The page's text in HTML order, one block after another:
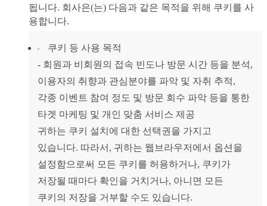
됩니다. 회사은(는) 다음과 같은 목적을 위해 쿠키를 사
용합니다.
쿠키 등 사용 목적
- 회원과 비회원의 접속 빈도나 방문 시간 등을 분석,
이용자의 취향과 관심분야를 파악 및 자취 추적,
각종 이벤트 참여 정도 및 방문 회수 파악 등을 통한
타겟 마케팅 및 개인 맞춤 서비스 제공
귀하는 쿠키 설치에 대한 선택권을 가지고
있습니다. 따라서, 귀하는 웹브라우저에서 옵션을
설정함으로써 모든 쿠키를 허용하거나, 쿠키가
저장될 때마다 확인을 거치거나, 아니면 모든
쿠키의 저장을 거부할 수도 있습니다.